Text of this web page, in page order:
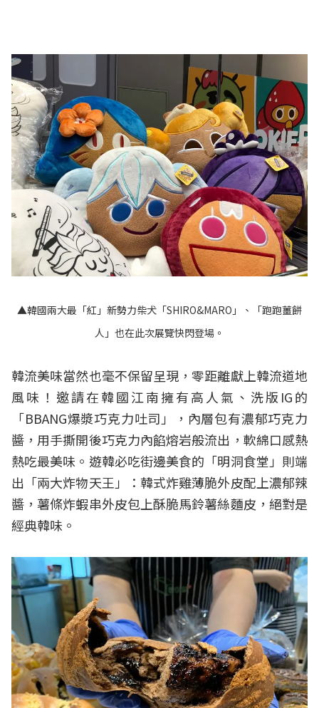
▲韓國兩大最「紅」新勢力柴犬「SHIRO&MARO」、「跑跑薑餅
人」也在此次展覽快閃登場。
韓流美味當然也毫不保留呈現，零距離獻上韓流道地
風味！邀請在韓國江南擁有高人氣、洗版IG的
「BBANG爆漿巧克力吐司」，內層包有濃郁巧克力
醬，用手撕開後巧克力內餡熔岩般流出，軟綿口感熱
熱吃最美味。遊韓必吃街邊美食的「明洞食堂」則端
出「兩大炸物天王」：韓式炸雞薄脆外皮配上濃郁辣
醬，薯條炸蝦串外皮包上酥脆馬鈴薯絲麵皮，絕對是
經典韓味。